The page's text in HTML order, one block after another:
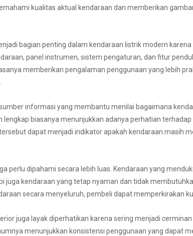
kualitas aktual kendaraan dan memberikan
bagian penting dalam kendaraan listrik modern
panel instrumen, sistem pengaturan, dan fitur
memberikan pengalaman penggunaan yang lebih
informasi yang membantu menilai bagaimana
biasanya menunjukkan adanya perhatian
dapat menjadi indikator apakah kendaraan masih
perlu dipahami secara lebih luas. Kendaraan yang
juga kendaraan yang tetap nyaman dan tidak
secara menyeluruh, pembeli dapat memperkirakan
juga layak diperhatikan karena sering menjadi
menunjukkan konsistensi penggunaan yang dapat